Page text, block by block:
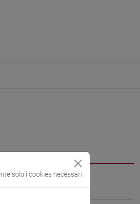
solo i cookies necessari